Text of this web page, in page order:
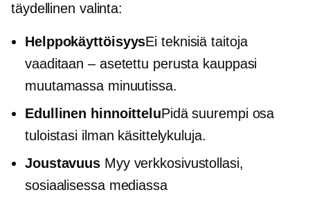
täydellinen valinta:
HelppokäyttöisyysEi teknisiä taitoja
vaaditaan – asetettu perusta kauppasi
muutamassa minuutissa.
Edullinen hinnoitteluPidä suurempi osa
tuloistasi ilman käsittelykuluja.
Joustavuus Myy verkkosivustollasi,
sosiaalisessa mediassa